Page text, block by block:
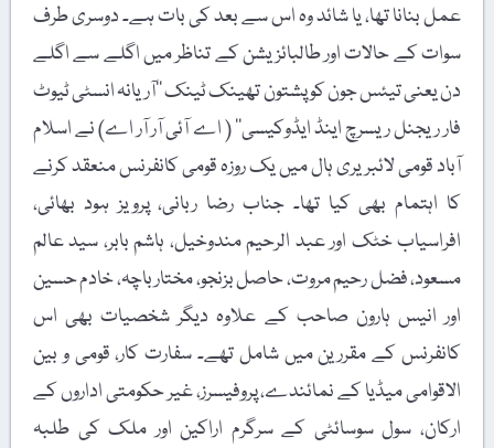
عمل بنانا تھا، یا شائد وہ اس سے بعد کی بات ہے۔ دوسری طرف
سوات کے حالات اور طالبائزیشن کے تناظر میں اگلے سے اگلے
دن یعنی تیئس جون کو پشتون تھینک ٹینک ’’آریانہ انسٹی ٹیوٹ
فار ریجنل ریسرچ اینڈ ایڈوکیسی‘‘ ( اے آئی آر آر اے) نے اسلام
آباد قومی لائبریری ہال میں یک روزہ قومی کانفرنس منعقد کرنے
کا اہتمام بھی کیا تھا۔ جناب رضا ربانی، پرویز ہود بھائی،
افراسیاب خٹک اور عبد الرحیم مندوخیل، ہاشم بابر، سید عالم
مسعود، فضل رحیم مروت، حاصل بزنجو، مختار باچہ، خادم حسین
اور انیس ہارون صاحب کے علاوہ دیگر شخصیات بھی اس
کانفرنس کے مقررین میں شامل تھے۔ سفارت کار، قومی و بین
الاقوامی میڈیا کے نمائندے، پروفیسرز، غیر حکومتی اداروں کے
ارکان، سول سوسائٹی کے سرگرم اراکین اور ملک کی طلبہ